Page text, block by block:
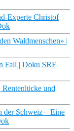
Experte Christof
Waldmenschen» |
Fall | Doku SRF
und
der Schweiz – Eine